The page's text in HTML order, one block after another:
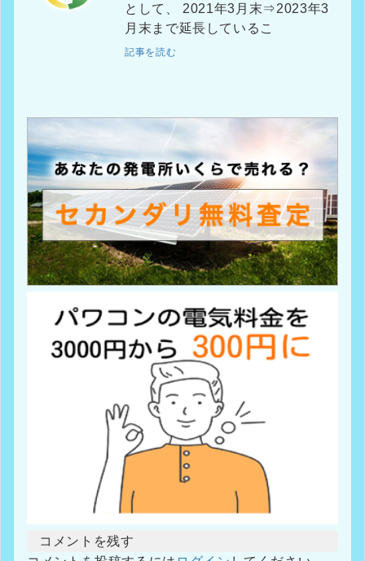
として、 2021年3月末⇒2023年3
月末まで延長しているこ
記事を読む
コメントを残す